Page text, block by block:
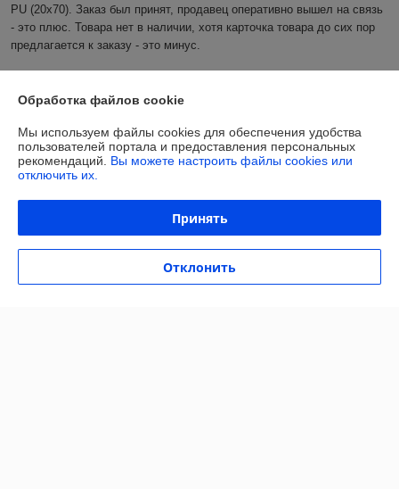
PU (20x70). Заказ был принят, продавец оперативно вышел на связь
- это плюс. Товара нет в наличии, хотя карточка товара до сих пор
предлагается к заказу - это минус.
Обработка файлов cookie
Мы используем файлы cookies для обеспечения удобства
пользователей портала и предоставления персональных
рекомендаций. Вы можете настроить файлы cookies или
отключить их.
Принять
Отклонить